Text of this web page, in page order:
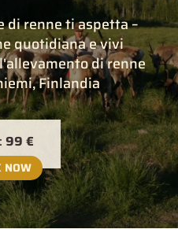
di renne ti aspetta –
quotidiana e vivi
di renne
Finlandia
99 €
NOW